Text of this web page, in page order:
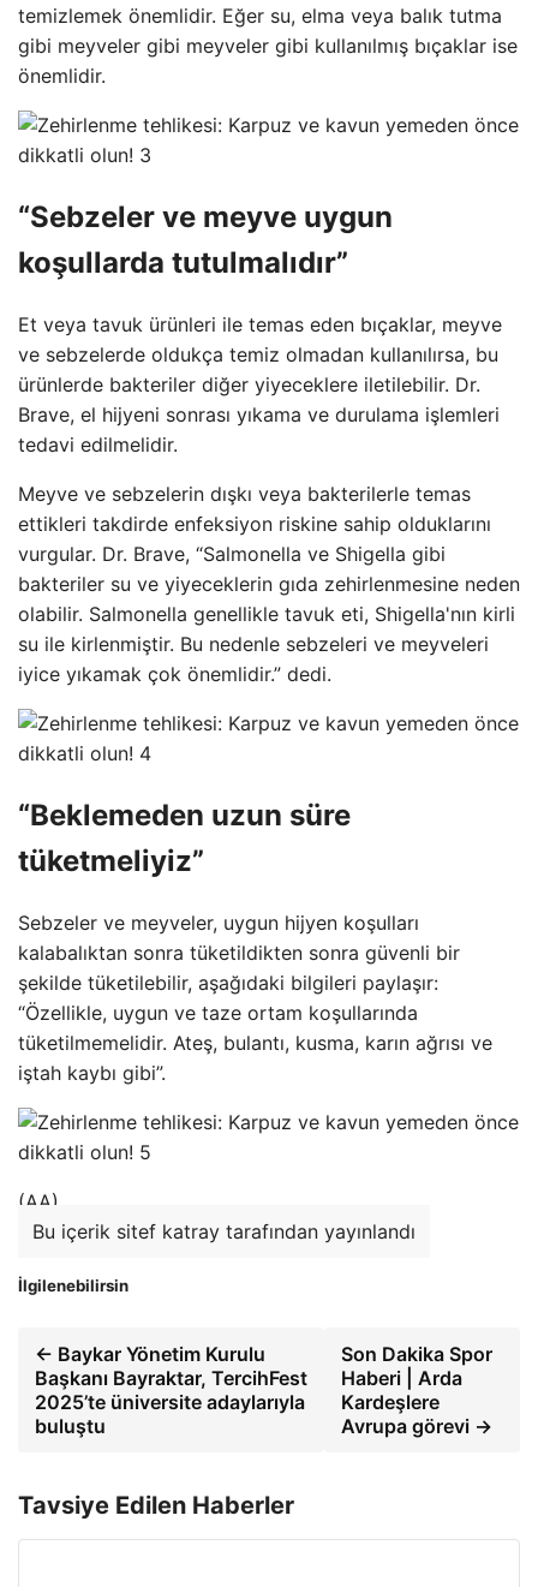
temizlemek önemlidir. Eğer su, elma veya balık tutma
gibi meyveler gibi meyveler gibi kullanılmış bıçaklar ise
önemlidir.
“Sebzeler ve meyve uygun
koşullarda tutulmalıdır”
Et veya tavuk ürünleri ile temas eden bıçaklar, meyve
ve sebzelerde oldukça temiz olmadan kullanılırsa, bu
ürünlerde bakteriler diğer yiyeceklere iletilebilir. Dr.
Brave, el hijyeni sonrası yıkama ve durulama işlemleri
tedavi edilmelidir.
Meyve ve sebzelerin dışkı veya bakterilerle temas
ettikleri takdirde enfeksiyon riskine sahip olduklarını
vurgular. Dr. Brave, “Salmonella ve Shigella gibi
bakteriler su ve yiyeceklerin gıda zehirlenmesine neden
olabilir. Salmonella genellikle tavuk eti, Shigella'nın kirli
su ile kirlenmiştir. Bu nedenle sebzeleri ve meyveleri
iyice yıkamak çok önemlidir.” dedi.
“Beklemeden uzun süre
tüketmeliyiz”
Sebzeler ve meyveler, uygun hijyen koşulları
kalabalıktan sonra tüketildikten sonra güvenli bir
şekilde tüketilebilir, aşağıdaki bilgileri paylaşır:
“Özellikle, uygun ve taze ortam koşullarında
tüketilmemelidir. Ateş, bulantı, kusma, karın ağrısı ve
iştah kaybı gibi”.
(AA)
Bu içerik sitef katray tarafından yayınlandı
İlgilenebilirsin
← Baykar Yönetim Kurulu
Başkanı Bayraktar, TercihFest
2025’te üniversite adaylarıyla
buluştu
Son Dakika Spor
Haberi | Arda
Kardeşlere
Avrupa görevi →
Tavsiye Edilen Haberler